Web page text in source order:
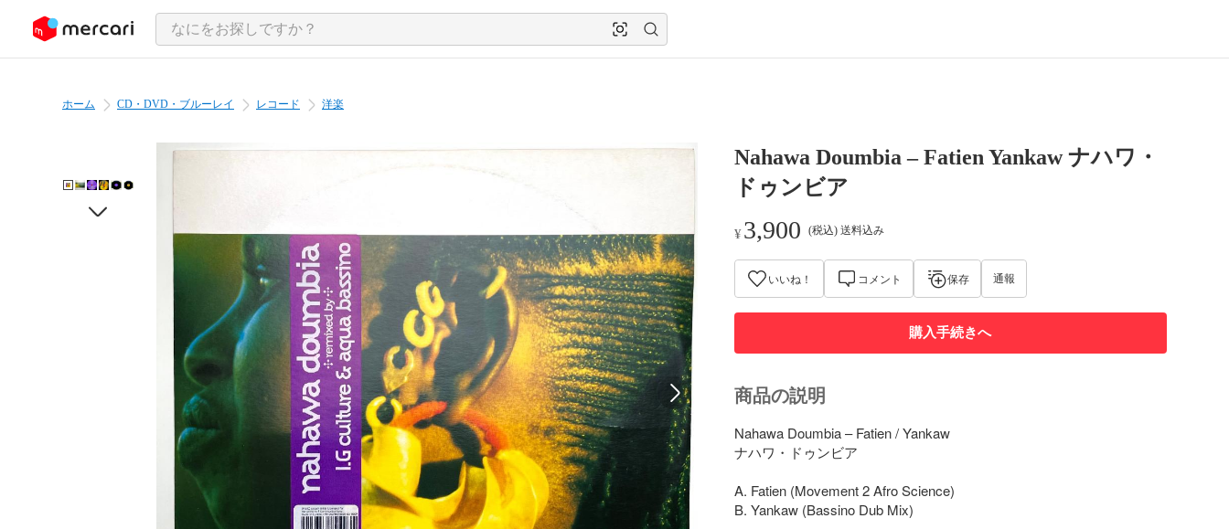
ツにスキップ
ホーム CD・DVD・ブルーレイ レコード 洋楽
Nahawa Doumbia – Fatien Yankaw ナハワ・
ドゥンビア
¥ 3,900 (税込) 送料込み
いいね！ コメント 保存 通報
購入手続きへ
商品の説明
Nahawa Doumbia – Fatien / Yankaw
ナハワ・ドゥンビア
A. Fatien (Movement 2 Afro Science)
B. Yankaw (Bassino Dub Mix)